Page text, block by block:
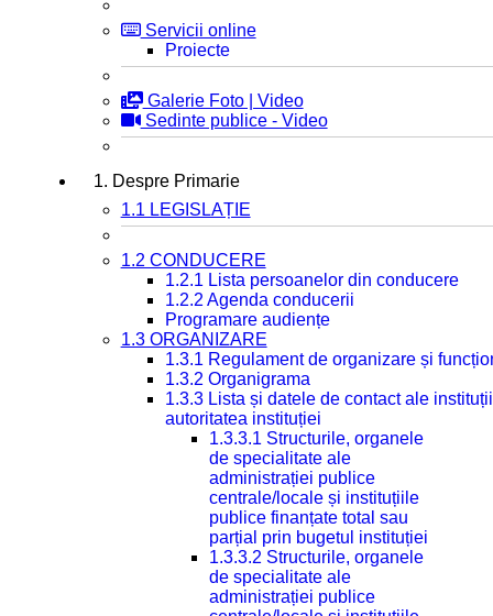
Servicii online
Proiecte
Galerie Foto | Video
Sedinte publice - Video
1. Despre Primarie
1.1 LEGISLAȚIE
1.2 CONDUCERE
1.2.1 Lista persoanelor din conducere
1.2.2 Agenda conducerii
Programare audiențe
1.3 ORGANIZARE
1.3.1 Regulament de organizare și
1.3.2 Organigrama
1.3.3 Lista și datele de contact ale
autoritatea instituției
1.3.3.1 Structurile, organele
de specialitate ale
administrației publice
centrale/locale și instituțiile
publice finanțate total sau
parțial prin bugetul instituției
1.3.3.2 Structurile, organele
de specialitate ale
administrației publice